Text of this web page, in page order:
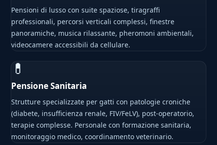
Pensioni di lusso con suite spaziose, tiragraffi
professionali, percorsi verticali complessi, finestre
panoramiche, musica rilassante, pheromoni ambientali,
videocamere accessibili da cellulare.
💊
Pensione Sanitaria
Strutture specializzate per gatti con patologie croniche
(diabete, insufficienza renale, FIV/FeLV), post-operatorio,
terapie complesse. Personale con formazione sanitaria,
monitoraggio medico, coordinamento veterinario.